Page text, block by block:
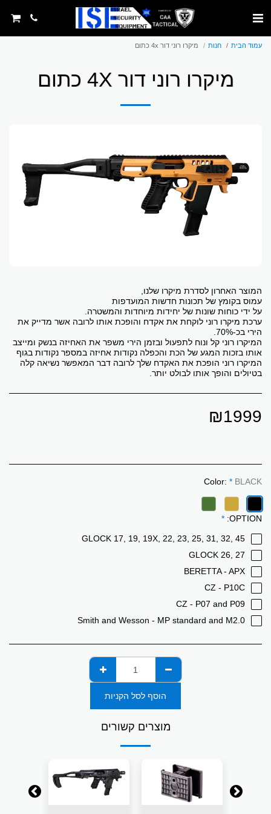
עמוד הבית חנות מיקרו רוני דור 4x כתום
מיקרו רוני דור 4X כתום
ערכת מיקרו רוני לוקחת את אקדח והופכת אותו לרובה אשר מדייק את
המיקרו רוני קל ונוח לתפעול ובזמן הירי משפר את האחיזה בנשק ומייצב
המיקרו רוני ‏הופכת את האקדח שלך לרובה דבר המאפשר נשיאה קלה
בטיולים והופך אותו לבולט יותר.
₪1999
Color: * BLACK
OPTION:
*
GLOCK 17, 19, 19X, 22, 23, 25, 31, 32, 45
GLOCK 26, 27
BERETTA - APX
CZ - P10C
CZ - P07 and P09
Smith and Wesson - MP standard and M2.0
הוסף לסל הקניות
מוצרים קשורים